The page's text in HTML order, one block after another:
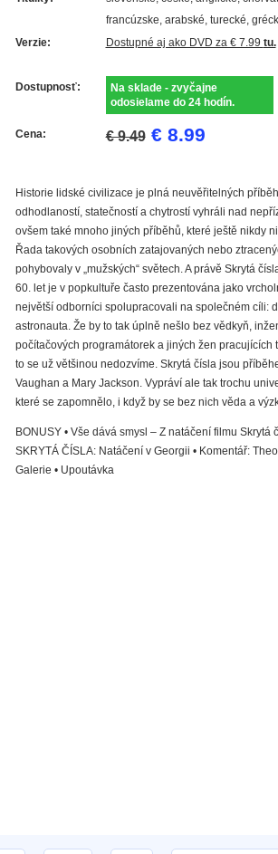
francúzske, arabské, turecké,
Verzie:
Dostupné aj ako DVD za € 7.99 tu.
Dostupnosť:
Na sklade - zvyčajne
odosielame do 24 hodín.
Cena: € 9.49 € 8.99
Historie lidské civilizace je plná neuvěřitelných
odhodlaností, statečností a chytrostí vyhráli nad
ovšem také mnoho jiných příběhů, které ještě nikdy
Řada takových osobních zatajovaných nebo
pohybovaly v „mužských“ světech. A právě Skrytá
60. let je v popkultuře často prezentována jako
největší odborníci spolupracovali na společném cíli:
astronauta. Že by to tak úplně nešlo bez vědkyň,
počítačových programátorek a jiných žen pracujících
to se už většinou nedozvíme. Skrytá čísla jsou
Vaughan a Mary Jackson. Vypráví ale tak trochu
které se zapomnělo, i když by se bez nich věda a
BONUSY • Vše dává smysl – Z natáčení filmu Skrytá
SKRYTÁ ČÍSLA: Natáčení v Georgii • Komentář:
Galerie • Upoutávka